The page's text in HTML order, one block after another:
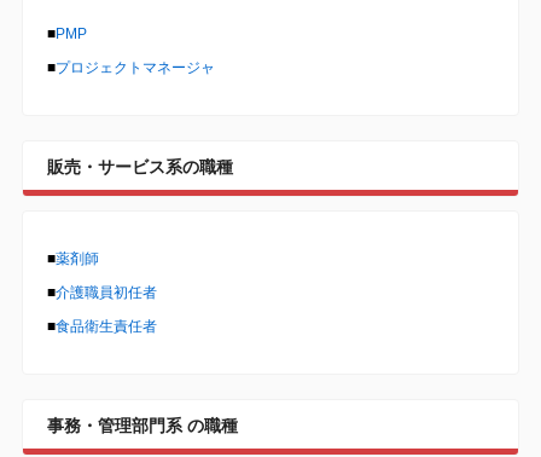
■PMP
■プロジェクトマネージャ
販売・サービス系の職種
■薬剤師
■介護職員初任者
■食品衛生責任者
事務・管理部門系 の職種